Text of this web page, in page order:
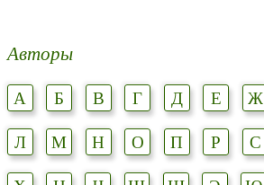
Авторы
А Б В Г Д Е Ж
Л
М Н О П Р С